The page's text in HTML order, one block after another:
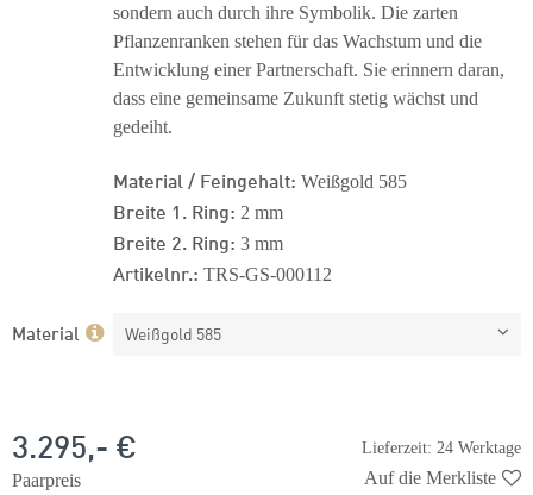
sondern auch durch ihre Symbolik. Die zarten
Pflanzenranken stehen für das Wachstum und die
Entwicklung einer Partnerschaft. Sie erinnern daran,
dass eine gemeinsame Zukunft stetig wächst und
gedeiht.
Material / Feingehalt: Weißgold 585
Breite 1. Ring: 2 mm
Breite 2. Ring: 3 mm
Artikelnr.: TRS-GS-000112
Material Weißgold 585
Lieferzeit: 24 Werktage
3.295,- €
Paarpreis
Auf die Merkliste